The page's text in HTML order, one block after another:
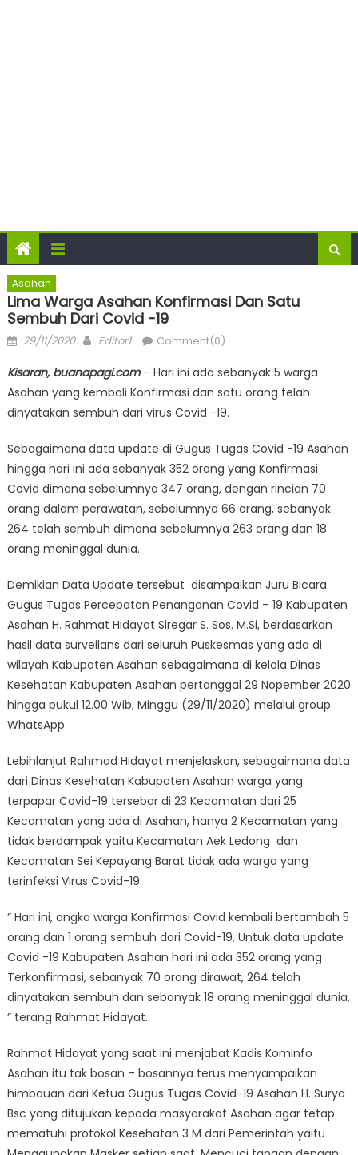
Asahan
Lima Warga Asahan Konfirmasi Dan Satu
Sembuh Dari Covid -19
Posted
29/11/2020 Author
Editor1 Comment(0)
Kisaran, buanapagi.com– Hari ini ada sebanyak 5 warga
Asahan yang kembali Konfirmasi dan satu orang telah
dinyatakan sembuh dari virus Covid -19.
Sebagaimana data update di Gugus Tugas Covid -19 Asahan
hingga hari ini ada sebanyak 352 orang yang Konfirmasi
Covid dimana sebelumnya 347 orang, dengan rincian 70
orang dalam perawatan, sebelumnya 66 orang, sebanyak
264 telah sembuh dimana sebelumnya 263 orang dan 18
orang meninggal dunia.
Demikian Data Update tersebut disampaikan Juru Bicara
Gugus Tugas Percepatan Penanganan Covid – 19 Kabupaten
Asahan H. Rahmat Hidayat Siregar S. Sos. M.Si, berdasarkan
hasil data surveilans dari seluruh Puskesmas yang ada di
wilayah Kabupaten Asahan sebagaimana di kelola Dinas
Kesehatan Kabupaten Asahan pertanggal 29 Nopember 2020
hingga pukul 12.00 Wib, Minggu (29/11/2020) melalui group
WhatsApp.
Lebihlanjut Rahmad Hidayat menjelaskan, sebagaimana data
dari Dinas Kesehatan Kabupaten Asahan warga yang
terpapar Covid-19 tersebar di 23 Kecamatan dari 25
Kecamatan yang ada di Asahan, hanya 2 Kecamatan yang
tidak berdampak yaitu Kecamatan Aek Ledong dan
Kecamatan Sei Kepayang Barat tidak ada warga yang
terinfeksi Virus Covid-19.
” Hari ini, angka warga Konfirmasi Covid kembali bertambah 5
orang dan 1 orang sembuh dari Covid-19, Untuk data update
Covid -19 Kabupaten Asahan hari ini ada 352 orang yang
Terkonfirmasi, sebanyak 70 orang dirawat, 264 telah
dinyatakan sembuh dan sebanyak 18 orang meninggal dunia,
” terang Rahmat Hidayat.
Rahmat Hidayat yang saat ini menjabat Kadis Kominfo
Asahan itu tak bosan – bosannya terus menyampaikan
himbauan dari Ketua Gugus Tugas Covid-19 Asahan H. Surya
Bsc yang ditujukan kepada masyarakat Asahan agar tetap
mematuhi protokol Kesehatan 3 M dari Pemerintah yaitu